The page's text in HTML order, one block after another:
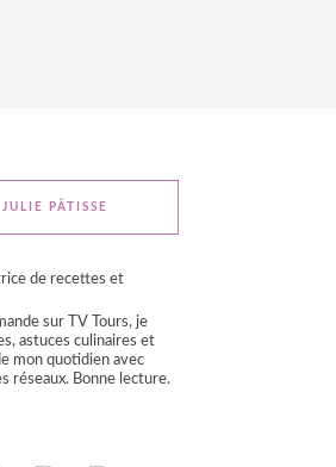
PÂTISSE
de recettes et
sur TV Tours, je
astuces culinaires et
mon quotidien avec
réseaux. Bonne lecture.